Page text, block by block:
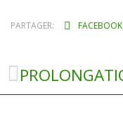
PARTAGER: FACEBOOK